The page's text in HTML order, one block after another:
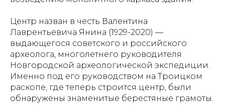
Центр назван в честь Валентина
Лаврентьевича Янина (1929-2020) —
выдающегося советского и российского
археолога, многолетнего руководителя
Новгородской археологической экспедиции.
Именно под его руководством на Троицком
раскопе, где теперь строится центр, были
обнаружены знаменитые берестяные грамоты.